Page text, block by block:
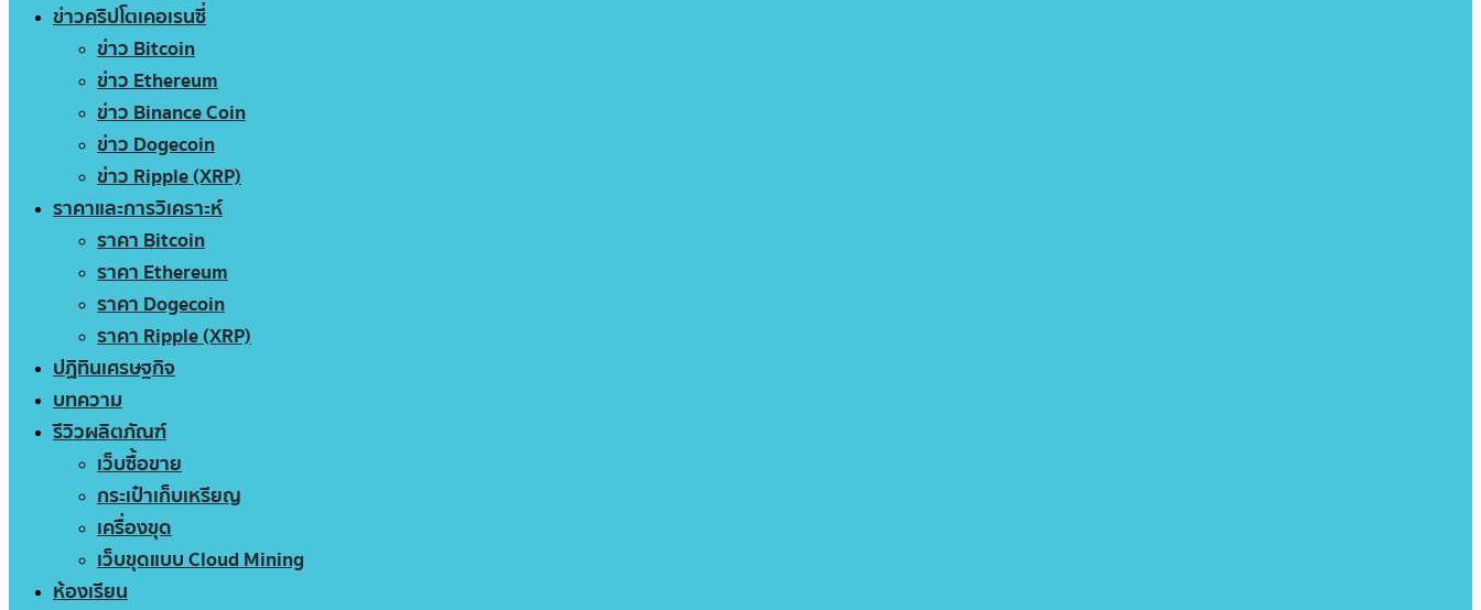
ข่าวคริปโตเคอเรนซี่
ข่าว Bitcoin
ข่าว Ethereum
ข่าว Binance Coin
ข่าว Dogecoin
ข่าว Ripple (XRP)
ราคาและการวิเคราะห์
ราคา Bitcoin
ราคา Ethereum
ราคา Dogecoin
ราคา Ripple (XRP)
ปฏิทินเศรษฐกิจ
บทความ
รีวิวผลิตภัณฑ์
เว็บซื้อขาย
กระเป๋าเก็บเหรียญ
เครื่องขุด
เว็บขุดแบบ Cloud Mining
ห้องเรียน